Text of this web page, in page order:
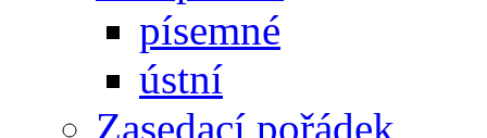
písemné
ústní
Zasedací pořádek